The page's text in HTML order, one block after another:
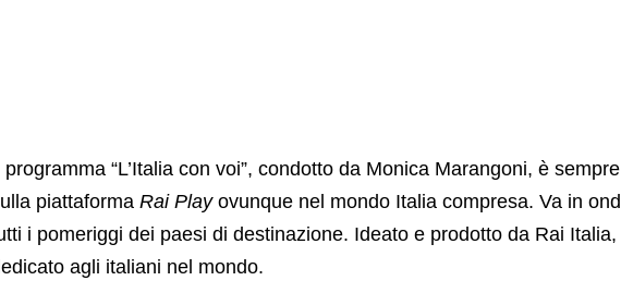
programma “L’Italia con voi”, condotto da Monica Marangoni, è
piattaforma Rai Playovunque nel mondo Italia compresa. Va in
i pomeriggi dei paesi di destinazione. Ideato e prodotto da Rai
agli italiani nel mondo.